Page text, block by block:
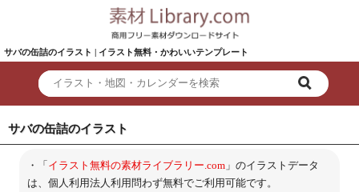
サバの缶詰のイラスト | イラスト無料・かわいいテンプレート
サバの缶詰のイラスト
・「イラスト無料の素材ライブラリー.com」のイラストデータ
は、個人利用法人利用問わず無料でご利用可能です。